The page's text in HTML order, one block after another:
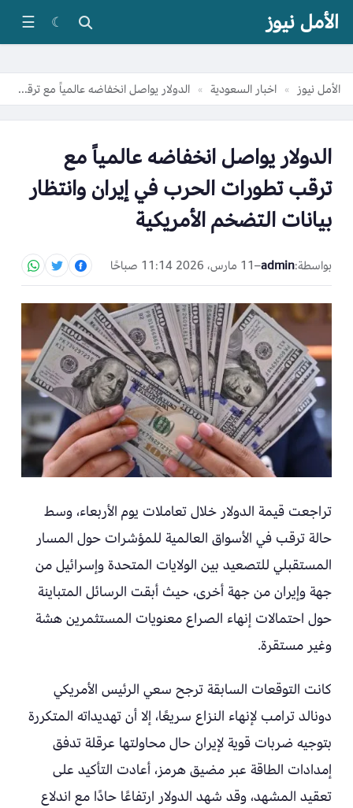
الأمل نيوز ☾
☰
الأمل نيوز » اخبار السعودية » الدولار يواصل انخفاضه عالمياً مع ترقب تطورات الحرب في إيران وانتظار بيانات التضخم الأمريكية
الدولار يواصل انخفاضه عالمياً مع
ترقب تطورات الحرب في إيران وانتظار
بيانات التضخم الأمريكية
بواسطة:admin
–11 مارس، 2026 11:14 صباحًا
تراجعت قيمة الدولار خلال تعاملات يوم الأربعاء، وسط
حالة ترقب في الأسواق العالمية للمؤشرات حول المسار
المستقبلي للتصعيد بين الولايات المتحدة وإسرائيل من
جهة وإيران من جهة أخرى، حيث أبقت الرسائل المتباينة
حول احتمالات إنهاء الصراع معنويات المستثمرين هشة
وغير مستقرة.
كانت التوقعات السابقة ترجح سعي الرئيس الأمريكي
دونالد ترامب لإنهاء النزاع سريعًا، إلا أن تهديداته المتكررة
بتوجيه ضربات قوية لإيران حال محاولتها عرقلة تدفق
إمدادات الطاقة عبر مضيق هرمز، أعادت التأكيد على
تعقيد المشهد، وقد شهد الدولار ارتفاعًا حادًا مع اندلاع